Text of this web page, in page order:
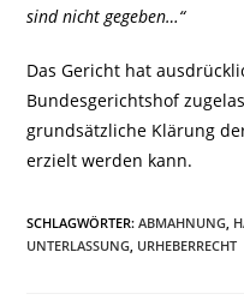
sind nicht gegeben…“
Das Gericht hat
Bundesgerichtshof
grundsätzliche Klärung
erzielt werden kann.
SCHLAGWÖRTER:ABMAHNUNG,
UNTERLASSUNG, URHEBERRECHT